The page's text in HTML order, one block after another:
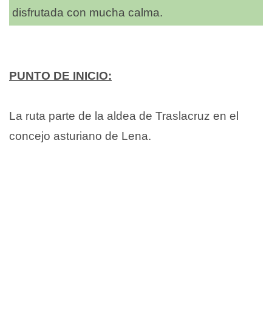
disfrutada con mucha calma.
PUNTO DE INICIO:
La ruta parte de la aldea de Traslacruz en el
concejo asturiano de Lena.